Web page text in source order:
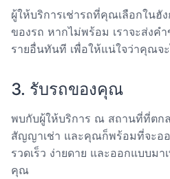
ผู้ให้บริการเช่ารถที่คุณเลือกในฮั
ของรถ หากไม่พร้อม เราจะส่งค
รายอื่นทันที เพื่อให้แน่ใจว่าคุณจะ
3. รับรถของคุณ
พบกับผู้ให้บริการ ณ สถานที่ที่ตก
สัญญาเช่า และคุณก็พร้อมที่จะอ
รวดเร็ว ง่ายดาย และออกแบบม
คุณ